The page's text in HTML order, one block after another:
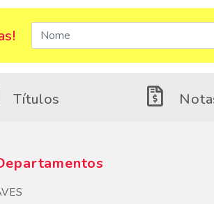
Títulos